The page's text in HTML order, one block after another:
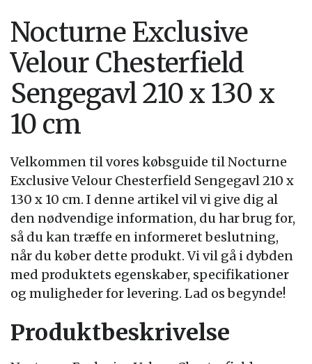
Nocturne Exclusive
Velour Chesterfield
Sengegavl 210 x 130 x
10 cm
Velkommen til vores købsguide til Nocturne
Exclusive Velour Chesterfield Sengegavl 210 x
130 x 10 cm. I denne artikel vil vi give dig al
den nødvendige information, du har brug for,
så du kan træffe en informeret beslutning,
når du køber dette produkt. Vi vil gå i dybden
med produktets egenskaber, specifikationer
og muligheder for levering. Lad os begynde!
Produktbeskrivelse